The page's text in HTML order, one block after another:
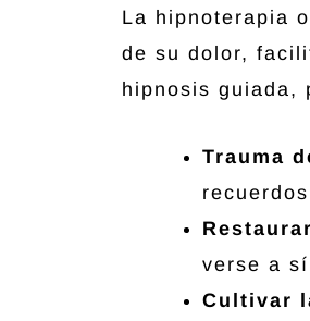
La hipnoterapia
de su dolor,
hipnosis guiada,
Trauma
verse a
Cultivar